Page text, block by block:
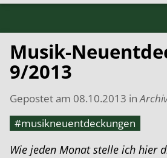
Musik-
9/2013
Gepostet am 08.10.2013 in
#musikneuentdeckungen
Wie jeden Monat stelle ich hier